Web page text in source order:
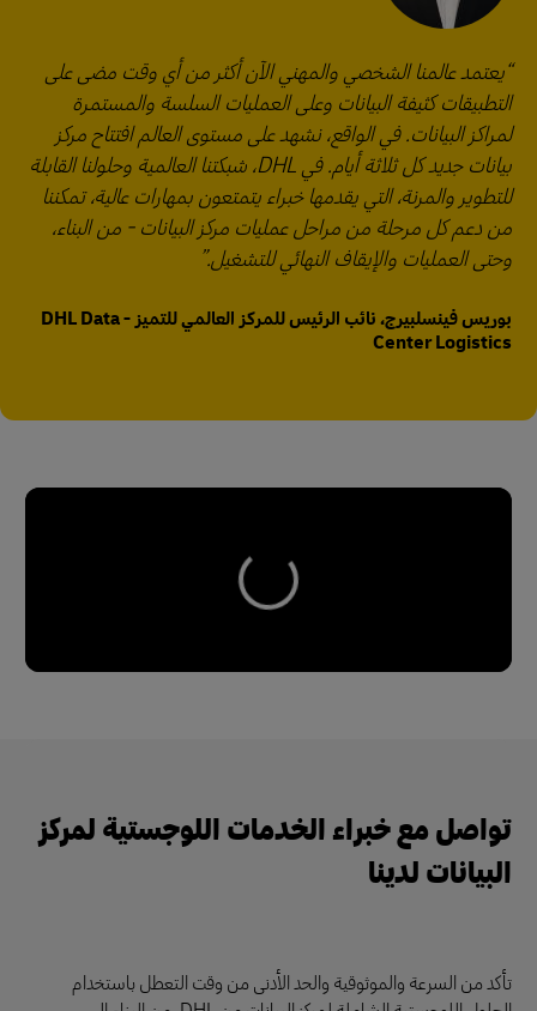
يعتمد عالمنا الشخصي والمهني الآن أكثر من أي وقت مضى على
التطبيقات كثيفة البيانات وعلى العمليات السلسة والمستمرة
لمراكز البيانات. في الواقع، نشهد على مستوى العالم افتتاح مركز
بيانات جديد كل ثلاثة أيام. في DHL، شبكتنا العالمية وحلولنا القابلة
للتطوير والمرنة، التي يقدمها خبراء يتمتعون بمهارات عالية، تمكننا
من دعم كل مرحلة من مراحل عمليات مركز البيانات - من البناء،
وحتى العمليات والإيقاف النهائي للتشغيل.
بوريس فينسلبيرج، نائب الرئيس للمركز العالمي للتميز - DHL Data
Center Logistics
تواصل مع خبراء الخدمات اللوجستية لمركز
البيانات لدينا
تأكد من السرعة والموثوقية والحد الأدنى من وقت التعطل باستخدام